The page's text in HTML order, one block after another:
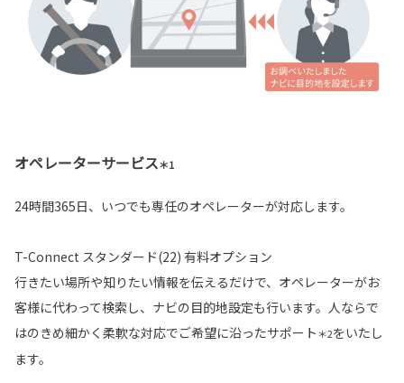
オペレーターサービス＊1
24時間365日、いつでも専任のオペレーターが対応します。
T-Connect スタンダード(22) 有料オプション
行きたい場所や知りたい情報を伝えるだけで、オペレーターがお
客様に代わって検索し、ナビの目的地設定も行います。人ならで
はのきめ細かく柔軟な対応でご希望に沿ったサポート ＊2をいたし
ます。